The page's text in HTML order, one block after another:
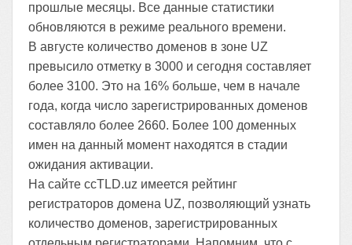
прошлые месяцы. Все данные статистики
обновляются в режиме реального времени.
В августе количество доменов в зоне UZ
превысило отметку в 3000 и сегодня составляет
более 3100. Это на 16% больше, чем в начале
года, когда число зарегистрированных доменов
составляло более 2660. Более 100 доменных
имен на данный момент находятся в стадии
ожидания активации.
На сайте ccTLD.uz имеется рейтинг
регистраторов домена UZ, позволяющий узнать
количество доменов, зарегистрированных